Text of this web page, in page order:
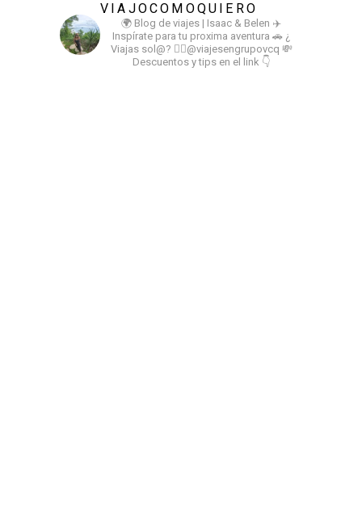
VIAJOCOMOQUIERO
🌍 Blog de viajes | Isaac & Belen ✈️
Inspírate para tu proxima aventura 🚗 ¿
Viajas sol@? 👉🏻@viajesengrupovcq 💸
Descuentos y tips en el link 👇